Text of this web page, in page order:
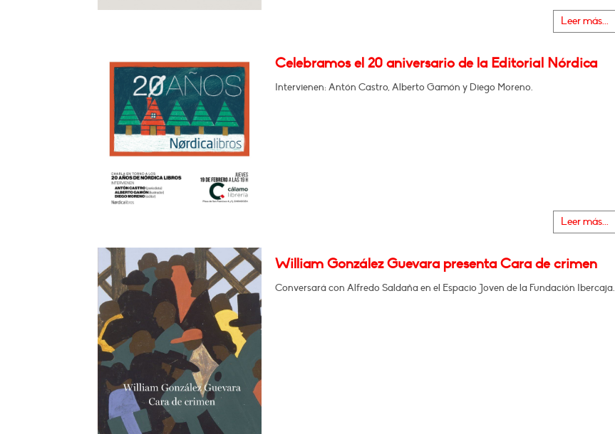
Leer más...
Celebramos el 20 aniversario de la Editorial Nórdica
Intervienen: Antón Castro, Alberto Gamón y Diego Moreno.
Leer más...
William González Guevara presenta Cara de crimen
Conversará con Alfredo Saldaña en el Espacio Joven de la Fundación Ibercaja.